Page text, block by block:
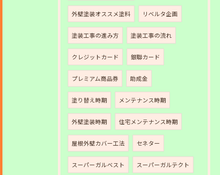
外壁塗装オススメ塗料 リベルタ企画
塗装工事の進み方 塗装工事の流れ
クレジットカード 銀聯カード
プレミアム商品券 助成金
塗り替え時期 メンテナンス時期
外壁塗装時期 住宅メンテナンス時期
屋根外壁カバー工法 セネター
スーパーガルベスト スーパーガルテクト